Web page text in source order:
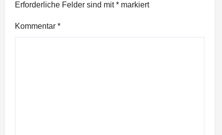
Erforderliche Felder sind mit* markiert
Kommentar *